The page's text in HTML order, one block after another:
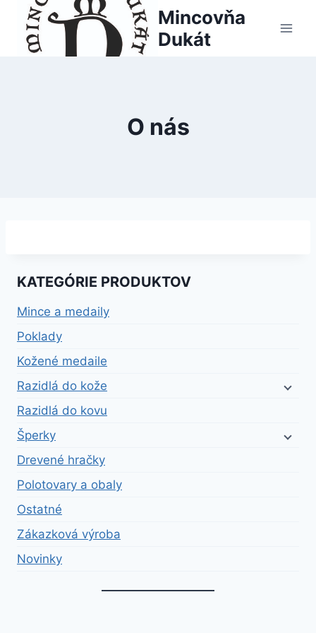
content
Mincovňa
Dukát
O nás
KATEGÓRIE PRODUKTOV
Mince a medaily
Poklady
Kožené medaile
Razidlá do kože
Razidlá do kovu
Šperky
Drevené hračky
Polotovary a obaly
Ostatné
Zákazková výroba
Novinky